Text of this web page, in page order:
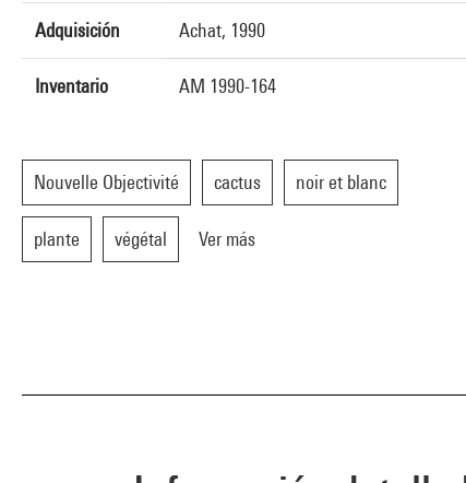
Adquisición Achat, 1990
Inventario AM 1990-164
Nouvelle Objectivité cactus noir et blanc
plante végétal Ver más